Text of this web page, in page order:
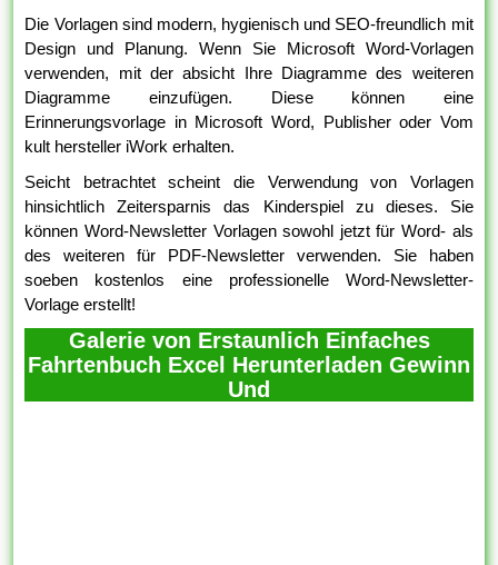
Die Vorlagen sind modern, hygienisch und SEO-freundlich mit
Design und Planung. Wenn Sie Microsoft Word-Vorlagen
verwenden, mit der absicht Ihre Diagramme des weiteren
Diagramme einzufügen. Diese können eine
Erinnerungsvorlage in Microsoft Word, Publisher oder Vom
kult hersteller iWork erhalten.
Seicht betrachtet scheint die Verwendung von Vorlagen
hinsichtlich Zeitersparnis das Kinderspiel zu dieses. Sie
können Word-Newsletter Vorlagen sowohl jetzt für Word- als
des weiteren für PDF-Newsletter verwenden. Sie haben
soeben kostenlos eine professionelle Word-Newsletter-
Vorlage erstellt!
Galerie von Erstaunlich Einfaches
Fahrtenbuch Excel Herunterladen Gewinn
Und